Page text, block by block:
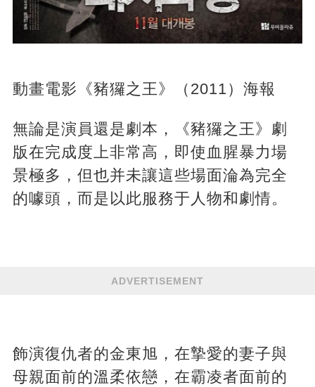
動畫電影《豬玀之王》（2011）海報
無論是演員還是劇本，《豬玀之王》劇
版在完成度上非常高，即使血腥暴力場
景極多，但也并未讓這些場面淪為完全
的噱頭，而是以此服務于人物和劇情。
ADVERTISEMENT
飾演復仇者的金東旭，在摯愛的妻子與
母親面前的溫柔依戀，在霸凌者面前的